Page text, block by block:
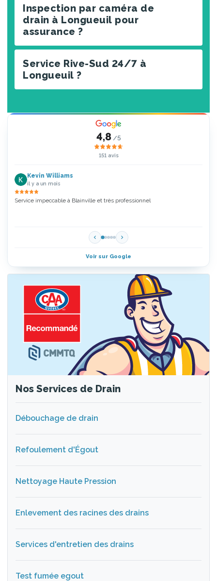
Inspection par caméra de
drain à Longueuil pour
assurance ?
Service Rive-Sud 24/7 à
Longueuil ?
4,8 /5
151 avis
Kevin Williams
il y a un mois
Service impeccable à Blainville et très professionnel
Voir sur Google
Nos Services de Drain
Débouchage de drain
Refoulement d'Égout
Nettoyage Haute Pression
Enlevement des racines des drains
Services d'entretien des drains
Test fumée egout